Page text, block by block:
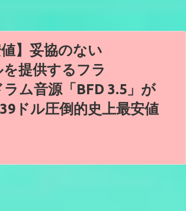
値】妥協のない
提供するフラ
ム音源「BFD 3.5」が
ドル圧倒的史上最安値